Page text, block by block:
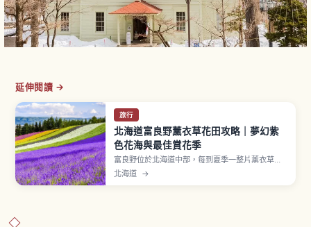
延伸閱讀 →
旅行
北海道富良野薰衣草花田攻略｜夢幻紫
色花海與最佳賞花季
富良野位於北海道中部，每到夏季一整片薰衣草花
田便化成夢幻的紫色海洋。文章介紹花季時間、最
北海道 →